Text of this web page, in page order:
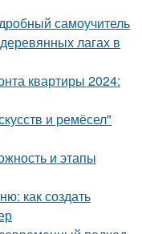
самоучитель
лагах в
квартиры 2024:
и ремёсел"
и этапы
как создать